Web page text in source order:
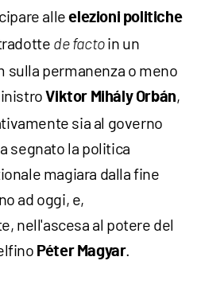
alleelezioni politiche
de factoin un
permanenza o meno
Viktor Mihály Orbán,
sia al governo
segnato la politica
magiara dalla fine
ad oggi, e,
nell'ascesa al potere del
Péter Magyar.